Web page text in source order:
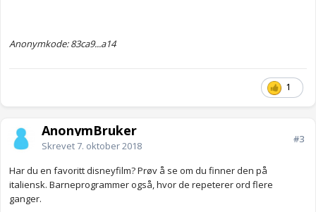
Anonymkode: 83ca9...a14
1
AnonymBruker
Skrevet7. oktober 2018
#3
Har du en favoritt disneyfilm? Prøv å se om du finner den på
italiensk. Barneprogrammer også, hvor de repeterer ord flere
ganger.